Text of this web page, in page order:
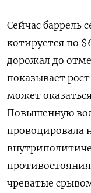
Сейчас баррель
котируется по
дорожал до
показывает
может
Повышенную
провоцировала
чреватые